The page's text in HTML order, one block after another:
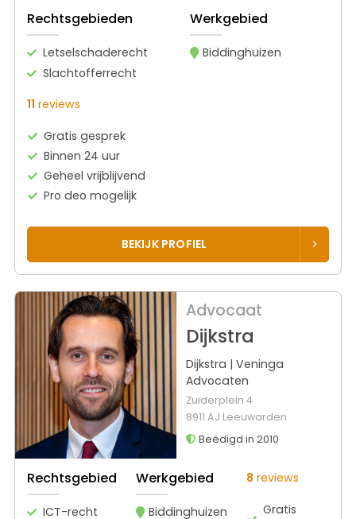
Rechtsgebieden
Letselschaderecht
Slachtofferrecht
Werkgebied
Biddinghuizen
11 reviews
Gratis gesprek
Binnen 24 uur
Geheel vrijblijvend
Pro deo mogelijk
BEKIJK PROFIEL
Advocaat
Dijkstra
Dijkstra | Veninga
Advocaten
Zuiderplein 4
8911 AJ Leeuwarden
Beëdigd in 2010
Rechtsgebied
ICT-recht
Werkgebied
Biddinghuizen
8 reviews
Gratis